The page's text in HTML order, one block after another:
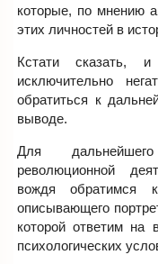
которые, по мнению
этих личностей в
Кстати сказать,
исключительно
обратиться к
выводе.
Для
революционной
вождя обратимся
описывающего
которой ответим на
психологических